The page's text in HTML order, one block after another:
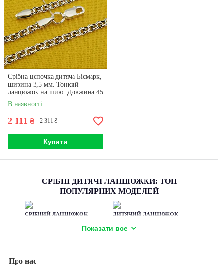
Срібна цепочка дитяча Бісмарк,
ширина 3,5 мм. Тонкий
ланцюжок на шию. Довжина 45
см
В наявності
2 111 ₴ 2 311 ₴
Купити
СРІБНІ ДИТЯЧІ ЛАНЦЮЖКИ: ТОП
ПОПУЛЯРНИХ МОДЕЛЕЙ
СРІБНИЙ ЛАНЦЮЖОК
Виготовлена із срібла 925
см. Вага близько 7,5 гр,
залежно від довжини.
ДИТЯЧИЙ ЛАНЦЮЖОК
Показати все
Про нас